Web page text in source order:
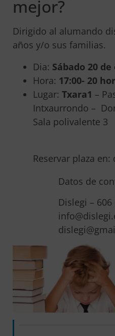
mejor?
Dirigido al alumando
años y/o sus familias.
Dia: Sábado 20
Hora: 17:00- 20
Lugar: Txara1 –
Intxaurrondo –
Sala polivalente 3
Reservar plaza
Datos de
Dislegi – 606